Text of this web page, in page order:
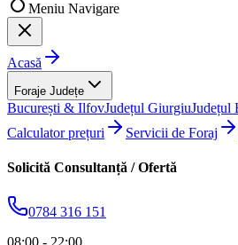
Meniu Navigare
Acasă
Foraje Județe
București & IlfovJudețul GiurgiuJudețul
Calculator prețuri
Servicii de Foraj
Solicită Consultanță / Ofertă
0784 316 151
08:00 - 22:00